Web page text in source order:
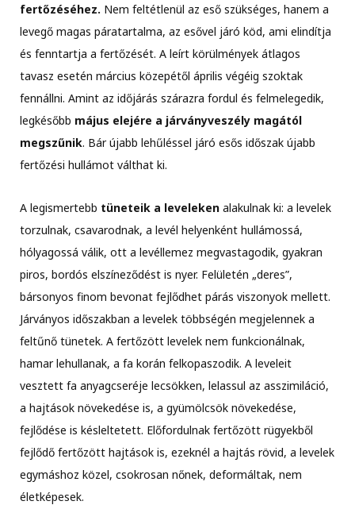
fertőzéséhez. Nem feltétlenül az eső szükséges, hanem a
levegő magas páratartalma, az esővel járó köd, ami elindítja
és fenntartja a fertőzését. A leírt körülmények átlagos
tavasz esetén március közepétől április végéig szoktak
fennállni. Amint az időjárás szárazra fordul és felmelegedik,
legkésőbb május elejére a járványveszély magától
megszűnik. Bár újabb lehűléssel járó esős időszak újabb
fertőzési hullámot válthat ki.
A legismertebb tüneteik a leveleken alakulnak ki: a levelek
torzulnak, csavarodnak, a levél helyenként hullámossá,
hólyagossá válik, ott a levéllemez megvastagodik, gyakran
piros, bordós elszíneződést is nyer. Felületén „deres”,
bársonyos finom bevonat fejlődhet párás viszonyok mellett.
Járványos időszakban a levelek többségén megjelennek a
feltűnő tünetek. A fertőzött levelek nem funkcionálnak,
hamar lehullanak, a fa korán felkopaszodik. A leveleit
vesztett fa anyagcseréje lecsökken, lelassul az asszimiláció,
a hajtások növekedése is, a gyümölcsök növekedése,
fejlődése is késleltetett. Előfordulnak fertőzött rügyekből
fejlődő fertőzött hajtások is, ezeknél a hajtás rövid, a levelek
egymáshoz közel, csokrosan nőnek, deformáltak, nem
életképesek.